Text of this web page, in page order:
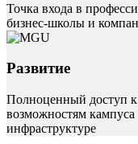
Точка входа в
бизнес-школы и
Развитие
Полноценный доступ
возможностям
инфраструктуре